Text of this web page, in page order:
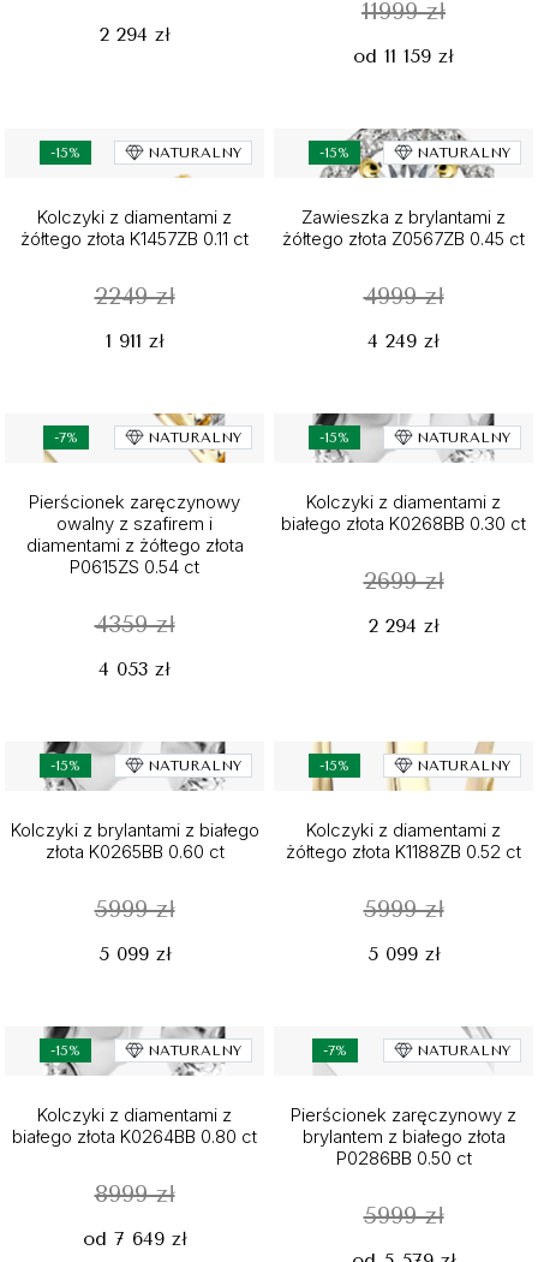
2 294 zł
11999 zł
od 11 159 zł
-15% NATURALNY
Kolczyki z diamentami z
żółtego złota K1457ZB 0.11 ct
2249 zł
1 911 zł
-15% NATURALNY
Zawieszka z brylantami z
żółtego złota Z0567ZB 0.45 ct
4999 zł
4 249 zł
-7% NATURALNY
Pierścionek zaręczynowy
owalny z szafirem i
diamentami z żółtego złota
P0615ZS 0.54 ct
4359 zł
4 053 zł
-15% NATURALNY
Kolczyki z diamentami z
białego złota K0268BB 0.30 ct
2699 zł
2 294 zł
-15% NATURALNY
Kolczyki z brylantami z białego
złota K0265BB 0.60 ct
5999 zł
5 099 zł
-15% NATURALNY
Kolczyki z diamentami z
żółtego złota K1188ZB 0.52 ct
5999 zł
5 099 zł
-15% NATURALNY
Kolczyki z diamentami z
białego złota K0264BB 0.80 ct
8999 zł
od 7 649 zł
-7% NATURALNY
Pierścionek zaręczynowy z
brylantem z białego złota
P0286BB 0.50 ct
5999 zł